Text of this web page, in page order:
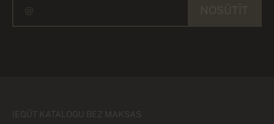
IEGŪT KATALOGU BEZ MAKSAS